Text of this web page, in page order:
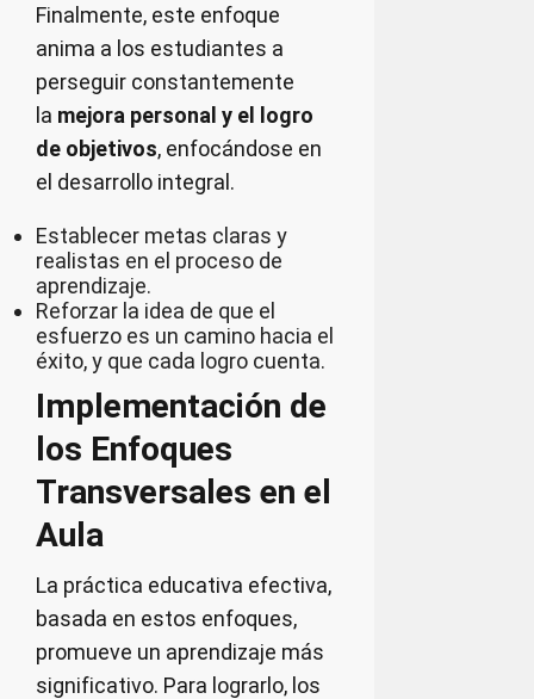
Finalmente, este enfoque
anima a los estudiantes a
perseguir constantemente
la mejora personal y el logro
de objetivos, enfocándose en
el desarrollo integral.
Establecer metas claras y
realistas en el proceso de
aprendizaje.
Reforzar la idea de que el
esfuerzo es un camino hacia el
éxito, y que cada logro cuenta.
Implementación de
los Enfoques
Transversales en el
Aula
La práctica educativa efectiva,
basada en estos enfoques,
promueve un aprendizaje más
significativo. Para lograrlo, los